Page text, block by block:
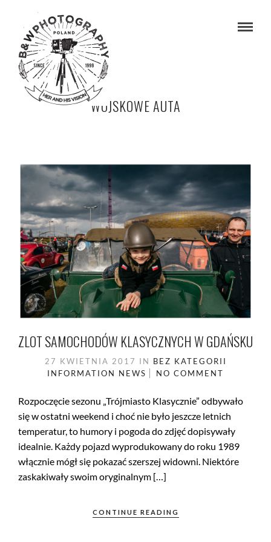
WOJSKOWE AUTA
ZLOT SAMOCHODÓW KLASYCZNYCH W GDAŃSKU
27 KWIETNIA 2017 IN BEZ KATEGORII
INFORMATION NEWS NO COMMENT
Rozpoczęcie sezonu „Trójmiasto Klasycznie” odbywało
się w ostatni weekend i choć nie było jeszcze letnich
temperatur, to humory i pogoda do zdjęć dopisywały
idealnie. Każdy pojazd wyprodukowany do roku 1989
włącznie mógł się pokazać szerszej widowni. Niektóre
zaskakiwały swoim oryginalnym […]
CONTINUE READING